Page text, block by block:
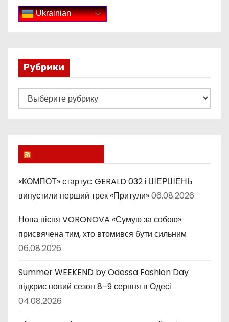
Ukrainian
Рубрики
у
к
и
«КОМПОТ» стартує: GERALD 032 і ШЕРШЕНЬ
випустили перший трек «Притули»06.08.2026
Нова пісня VORONOVA «Сумую за собою»
присвячена тим, хто втомився бути сильним
06.08.2026
Summer WEEKEND by Odessa Fashion Day
відкриє новий сезон 8–9 серпня в Одесі
04.08.2026